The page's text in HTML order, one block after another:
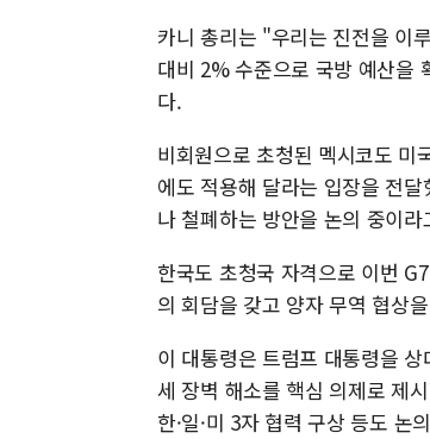
카니 총리는 "우리는 진전을 이
대비 2% 수준으로 국방 예산을
다.
비회원으로 초청된 멕시코도 미
에도 적용해 달라는 입장을 전
나 철폐하는 방안을 논의 중이라
한국도 초청국 자격으로 이번
의 회담을 갖고 양자 무역 협상
이 대통령은 트럼프 대통령을
세 장벽 해소를 핵심 의제로 제
한·일·미 3자 협력 구상 등도 논